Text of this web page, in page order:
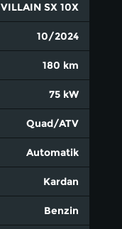
VILLAIN SX 10X
10/2024
180 km
75 kW
Quad/ATV
Automatik
Kardan
Benzin